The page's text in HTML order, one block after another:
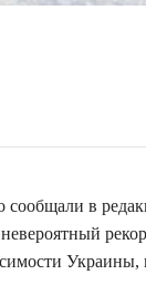
сообщали в
Украины,